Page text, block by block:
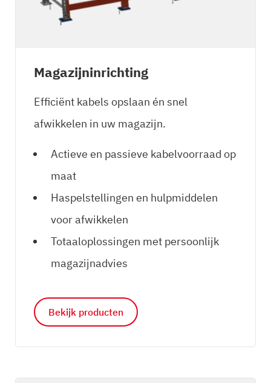
Magazijninrichting
Efficiënt kabels opslaan én snel
afwikkelen in uw magazijn.
Actieve en passieve kabelvoorraad op
maat
Haspelstellingen en hulpmiddelen
voor afwikkelen
Totaaloplossingen met persoonlijk
magazijnadvies
Bekijk producten